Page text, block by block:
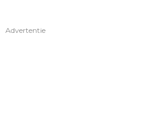
Advertentie